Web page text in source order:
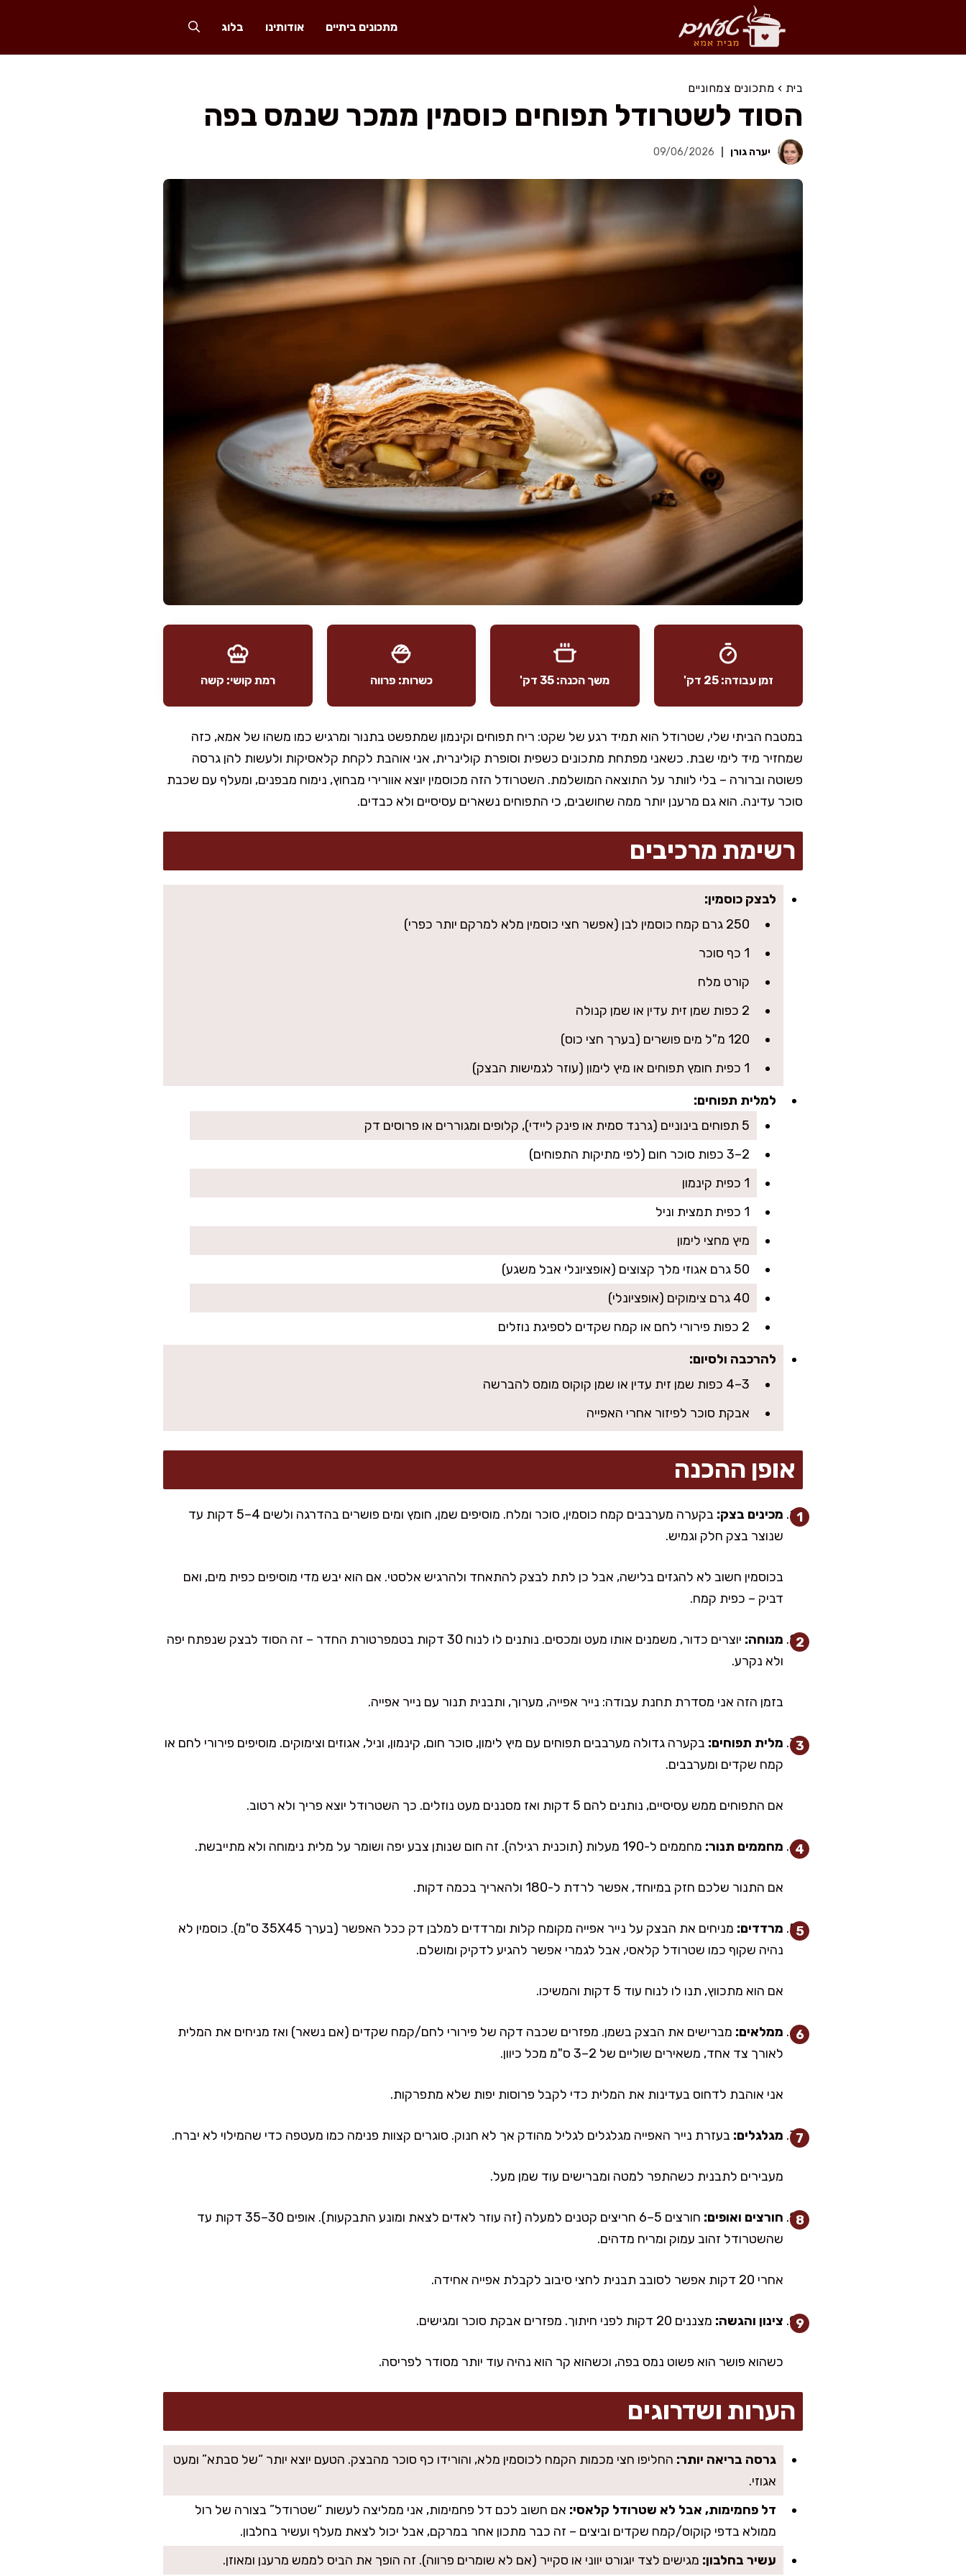
מתכונים ביתיים אודותינו בלוג
בית › מתכונים צמחוניים
הסוד לשטרודל תפוחים כוסמין ממכר שנמס בפה
יערה גורן 09/06/2026
זמן עבודה: 25 דק' משך הכנה: 35 דק' כשרות: פרווה רמת קושי: קשה
במטבח הביתי שלי, שטרודל הוא תמיד רגע של שקט: ריח תפוחים וקינמון שמתפשט בתנור ומרגיש כמו משהו של אמא, כזה
שמחזיר מיד לימי שבת. כשאני מפתחת מתכונים כשפית וסופרת קולינרית, אני אוהבת לקחת קלאסיקות ולעשות להן גרסה
פשוטה וברורה – בלי לוותר על התוצאה המושלמת. השטרודל הזה מכוסמין יוצא אוורירי מבחוץ, נימוח מבפנים, ומעלף עם שכבת
סוכר עדינה. הוא גם מרענן יותר ממה שחושבים, כי התפוחים נשארים עסיסיים ולא כבדים.
רשימת מרכיבים
לבצק כוסמין:
250 גרם קמח כוסמין לבן (אפשר חצי כוסמין מלא למרקם יותר כפרי)
1 כף סוכר
קורט מלח
2 כפות שמן זית עדין או שמן קנולה
120 מ"ל מים פושרים (בערך חצי כוס)
1 כפית חומץ תפוחים או מיץ לימון (עוזר לגמישות הבצק)
למלית תפוחים:
5 תפוחים בינוניים (גרנד סמית או פינק ליידי), קלופים ומגוררים או פרוסים דק
2–3 כפות סוכר חום (לפי מתיקות התפוחים)
1 כפית קינמון
1 כפית תמצית וניל
מיץ מחצי לימון
50 גרם אגוזי מלך קצוצים (אופציונלי אבל משגע)
40 גרם צימוקים (אופציונלי)
2 כפות פירורי לחם או קמח שקדים לספיגת נוזלים
להרכבה ולסיום:
3–4 כפות שמן זית עדין או שמן קוקוס מומס להברשה
אבקת סוכר לפיזור אחרי האפייה
אופן ההכנה
מכינים בצק:
בקערה מערבבים קמח כוסמין, סוכר ומלח. מוסיפים שמן, חומץ ומים פושרים בהדרגה ולשים 4–5 דקות עד
שנוצר בצק חלק וגמיש.
בכוסמין חשוב לא להגזים בלישה, אבל כן לתת לבצק להתאחד ולהרגיש אלסטי. אם הוא יבש מדי מוסיפים כפית מים, ואם
דביק – כפית קמח.
מנוחה:
יוצרים כדור, משמנים אותו מעט ומכסים. נותנים לו לנוח 30 דקות בטמפרטורת החדר – זה הסוד לבצק שנפתח יפה
ולא נקרע.
בזמן הזה אני מסדרת תחנת עבודה: נייר אפייה, מערוך, ותבנית תנור עם נייר אפייה.
מלית תפוחים: בקערה גדולה מערבבים תפוחים עם מיץ לימון, סוכר חום, קינמון, וניל, אגוזים וצימוקים. מוסיפים פירורי לחם או
קמח שקדים ומערבבים.
אם התפוחים ממש עסיסיים, נותנים להם 5 דקות ואז מסננים מעט נוזלים. כך השטרודל יוצא פריך ולא רטוב.
מחממים תנור: מחממים ל-190 מעלות (תוכנית רגילה). זה חום שנותן צבע יפה ושומר על מלית נימוחה ולא מתייבשת.
אם התנור שלכם חזק במיוחד, אפשר לרדת ל-180 ולהאריך בכמה דקות.
מרדדים:
מניחים את הבצק על נייר אפייה מקומח קלות ומרדדים למלבן דק ככל האפשר (בערך 35X45 ס"מ). כוסמין לא
נהיה שקוף כמו שטרודל קלאסי, אבל לגמרי אפשר להגיע לדקיק ומושלם.
אם הוא מתכווץ, תנו לו לנוח עוד 5 דקות והמשיכו.
ממלאים: מברישים את הבצק בשמן. מפזרים שכבה דקה של פירורי לחם/קמח שקדים (אם נשאר) ואז מניחים את המלית
לאורך צד אחד, משאירים שוליים של 2–3 ס"מ מכל כיוון.
אני אוהבת לדחוס בעדינות את המלית כדי לקבל פרוסות יפות שלא מתפרקות.
מגלגלים: בעזרת נייר האפייה מגלגלים לגליל מהודק אך לא חנוק. סוגרים קצוות פנימה כמו מעטפה כדי שהמילוי לא יברח.
מעבירים לתבנית כשהתפר למטה ומברישים עוד שמן מעל.
חורצים ואופים:
חורצים 5–6 חריצים קטנים למעלה (זה עוזר לאדים לצאת ומונע התבקעות). אופים 30–35 דקות עד
שהשטרודל זהוב עמוק ומריח מדהים.
אחרי 20 דקות אפשר לסובב תבנית לחצי סיבוב לקבלת אפייה אחידה.
צינון והגשה: מצננים 20 דקות לפני חיתוך. מפזרים אבקת סוכר ומגישים.
כשהוא פושר הוא פשוט נמס בפה, וכשהוא קר הוא נהיה עוד יותר מסודר לפריסה.
הערות ושדרוגים
גרסה בריאה יותר: החליפו חצי מכמות הקמח לכוסמין מלא, והורידו כף סוכר מהבצק. הטעם יוצא יותר “של סבתא” ומעט
אגוזי.
דל פחמימות, אבל לא שטרודל קלאסי: אם חשוב לכם דל פחמימות, אני ממליצה לעשות “שטרודל” בצורה של רול
ממולא בדפי קוקוס/קמח שקדים וביצים – זה כבר מתכון אחר במרקם, אבל יכול לצאת מעלף ועשיר בחלבון.
עשיר בחלבון: מגישים לצד יוגורט יווני או סקייר (אם לא שומרים פרווה). זה הופך את הביס לממש מרענן ומאוזן.